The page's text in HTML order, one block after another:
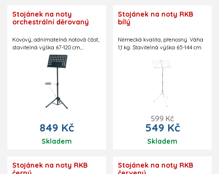
Stojánek na noty
orchestrální děrovaný
Kovový, odnímatelná notová část,
stavitelná výška 67-120 cm,
rozměry notové části: 48,5 x 34 cm,
váha 3,8 kg, nastavitelný sklon
849 Kč
Skladem
Stojánek na noty RKB
bílý
Německá kvalita, přenosný. Váha
1,1 kg. Stavitelná výška 65-144 cm.
599 Kč
549 Kč
Skladem
Stojánek na noty RKB
Stojánek na noty RKB